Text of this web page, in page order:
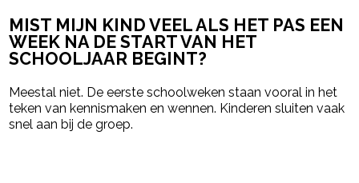
MIST MIJN KIND VEEL ALS HET PAS EEN
WEEK NA DE START VAN HET
SCHOOLJAAR BEGINT?
Meestal niet. De eerste schoolweken staan vooral in het
teken van kennismaken en wennen. Kinderen sluiten vaak
snel aan bij de groep.